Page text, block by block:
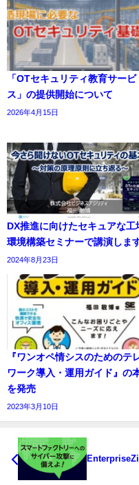
「OTセキュリティ教育サービ
ス」の提供開始について
2026年4月15日
DX推進に向けたセキュアな工
環境構築セミナーで講演しま
2024年8月23日
『ワンオペ情シスのためのテ
ワーク導入・運用ガイド』の
を発売
2023年3月10日